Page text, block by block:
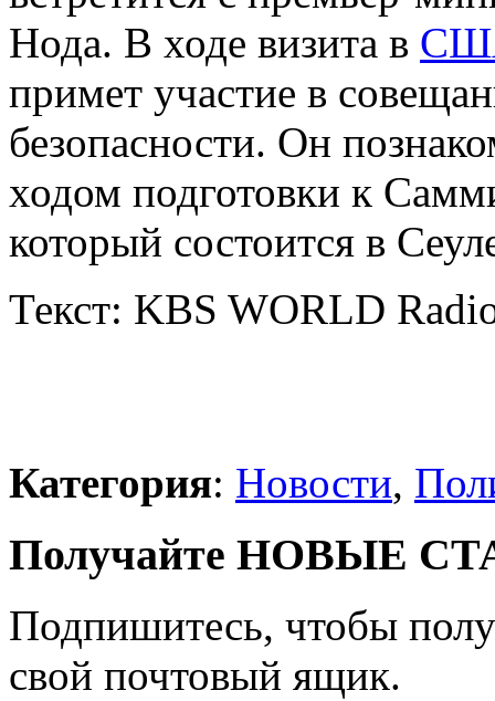
Нода. В ходе визита в
примет участие в
безопасности. Он
ходом подготовки к
который состоится в
Текст: KBS WORLD
Категория: Новости,
Получайте НОВЫЕ
Подпишитесь, чтобы
свой почтовый ящик.